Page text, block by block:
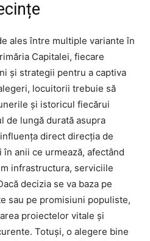
ales între multiple variante în
Capitalei, fiecare
și strategii pentru a captiva
locuitorii trebuie să
și istoricul fiecărui
de lungă durată asupra
direct direcția de
anii ce urmează, afectând
infrastructura, serviciile
decizia se va baza pe
sau pe promisiuni populiste,
proiectelor vitale și
Totuși, o alegere bine